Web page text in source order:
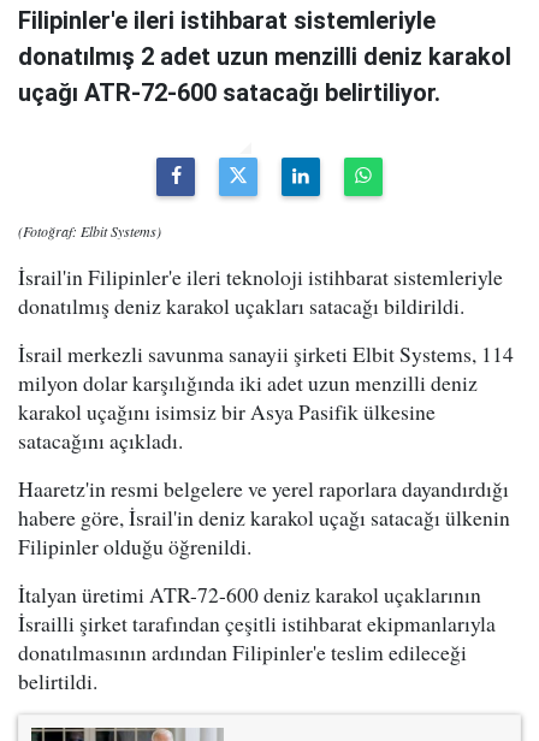
Filipinler'e ileri istihbarat sistemleriyle
donatılmış 2 adet uzun menzilli deniz karakol
uçağı ATR-72-600 satacağı belirtiliyor.
(Fotoğraf: Elbit Systems)
İsrail'in Filipinler'e ileri teknoloji istihbarat sistemleriyle
donatılmış deniz karakol uçakları satacağı bildirildi.
İsrail merkezli savunma sanayii şirketi Elbit Systems, 114
milyon dolar karşılığında iki adet uzun menzilli deniz
karakol uçağını isimsiz bir Asya Pasifik ülkesine
satacağını açıkladı.
Haaretz'in resmi belgelere ve yerel raporlara dayandırdığı
habere göre, İsrail'in deniz karakol uçağı satacağı ülkenin
Filipinler olduğu öğrenildi.
İtalyan üretimi ATR-72-600 deniz karakol uçaklarının
İsrailli şirket tarafından çeşitli istihbarat ekipmanlarıyla
donatılmasının ardından Filipinler'e teslim edileceği
belirtildi.